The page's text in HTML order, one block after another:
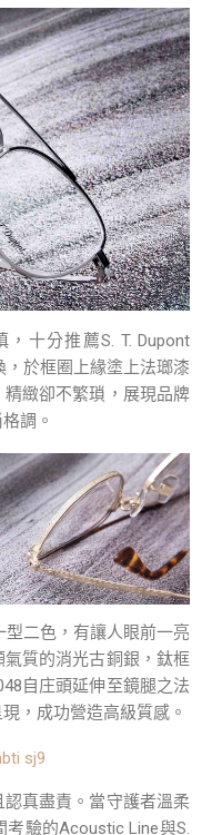
十分推薦S. T. Dupont
於框圈上緣塗上法瑯漆
緻卻不繁瑣，展現品牌
調。
二色，有讓人眼前一亮
質的消光古銅銀，鈦框
自庄頭延伸至鏡腿之法
，成功營造高級質感。
真盡責。當守護者溫柔
驗的Acoustic Line與S.